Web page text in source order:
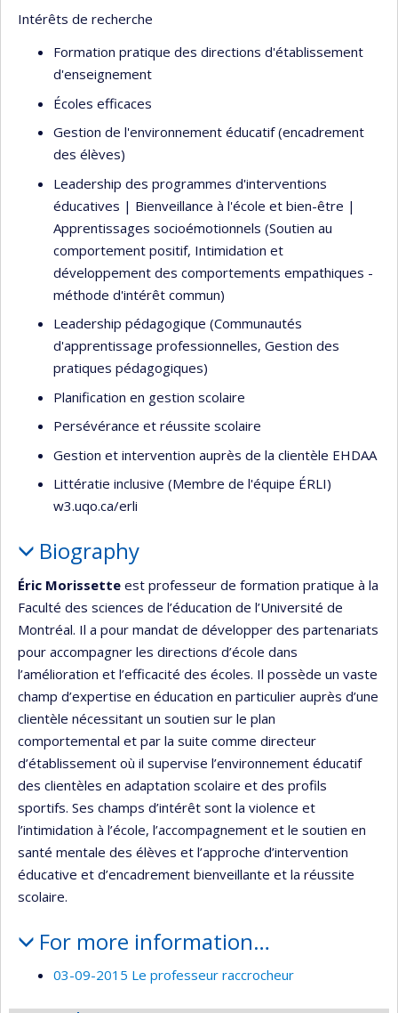
Intérêts de recherche
Formation pratique des directions d'établissement
d'enseignement
Écoles efficaces
Gestion de l'environnement éducatif (encadrement
des élèves)
Leadership des programmes d'interventions
éducatives | Bienveillance à l'école et bien-être |
Apprentissages socioémotionnels (Soutien au
comportement positif, Intimidation et
développement des comportements empathiques -
méthode d'intérêt commun)
Leadership pédagogique (Communautés
d'apprentissage professionnelles, Gestion des
pratiques pédagogiques)
Planification en gestion scolaire
Persévérance et réussite scolaire
Gestion et intervention auprès de la clientèle EHDAA
Littératie inclusive (Membre de l'équipe ÉRLI)
w3.uqo.ca/erli
Biography
Éric Morissette est professeur de formation pratique à la
Faculté des sciences de l’éducation de l’Université de
Montréal. Il a pour mandat de développer des partenariats
pour accompagner les directions d’école dans
l’amélioration et l’efficacité des écoles. Il possède un vaste
champ d’expertise en éducation en particulier auprès d’une
clientèle nécessitant un soutien sur le plan
comportemental et par la suite comme directeur
d’établissement où il supervise l’environnement éducatif
des clientèles en adaptation scolaire et des profils
sportifs. Ses champs d’intérêt sont la violence et
l’intimidation à l’école, l’accompagnement et le soutien en
santé mentale des élèves et l’approche d’intervention
éducative et d’encadrement bienveillante et la réussite
scolaire.
For more information…
03-09-2015 Le professeur raccrocheur